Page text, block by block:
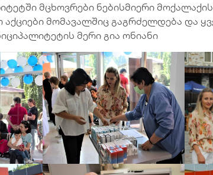
მცხოვრები ნებისმიერი
აქციები მომავალშიც გაგრძელდება და
მერი გია ონიანი